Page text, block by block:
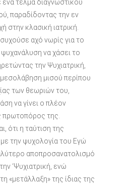
ένα τέλμα διαγνωστικού
παραδίδοντας την εν
στην κλασική ιατρική.
αχό νωρίς για το
να χάσει το
την Ψυχιατρική,
μισού περίπου
των θεωριών του,
να γίνει ο πλέον
πρωτοπόρος της.
ότι η ταύτιση της
την ψυχολογία του Εγώ
αποπροσανατολισμό
‘Ψυχιατρική, ενώ
«μετάλλαξη» της ίδιας της